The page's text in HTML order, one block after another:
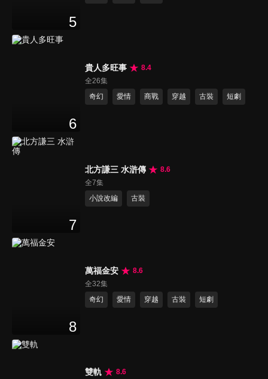
5
6
貴人多旺事
8.4
全26集
奇幻
愛情 商戰 穿越 古裝 短劇
7
北方謙三 水滸傳
8.6
全7集
小說改編
古裝
8
萬福金安
8.6
全32集
奇幻
愛情 穿越 古裝 短劇
雙軌
8.6